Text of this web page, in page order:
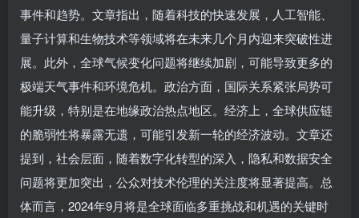
事件和趋势。文章指出，随着科技的快速发展，人工智能、
量子计算和生物技术等领域将在未来几个月内迎来突破性进
展。此外，全球气候变化问题将继续加剧，可能导致更多的
极端天气事件和环境危机。政治方面，国际关系紧张局势可
能升级，特别是在地缘政治热点地区。经济上，全球供应链
的脆弱性将暴露无遗，可能引发新一轮的经济波动。文章还
提到，社会层面，随着数字化转型的深入，隐私和数据安全
问题将更加突出，公众对技术伦理的关注度将显著提高。总
体而言，2024年9月将是全球面临多重挑战和机遇的关键时